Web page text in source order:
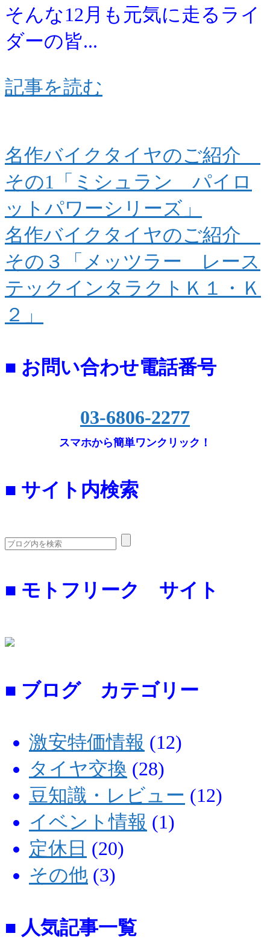
そんな12月も元気に走るライ
ダーの皆...
記事を読む
名作バイクタイヤのご紹介
その1「ミシュラン パイロ
ットパワーシリーズ」
名作バイクタイヤのご紹介
その３「メッツラー レース
テックインタラクトＫ１・Ｋ
２」
■ お問い合わせ電話番号
03-6806-2277
スマホから簡単ワンクリック！
■ サイト内検索
■ モトフリーク サイト
■ ブログ カテゴリー
激安特価情報 (12)
タイヤ交換 (28)
豆知識・レビュー (12)
イベント情報 (1)
定休日 (20)
その他 (3)
■ 人気記事一覧